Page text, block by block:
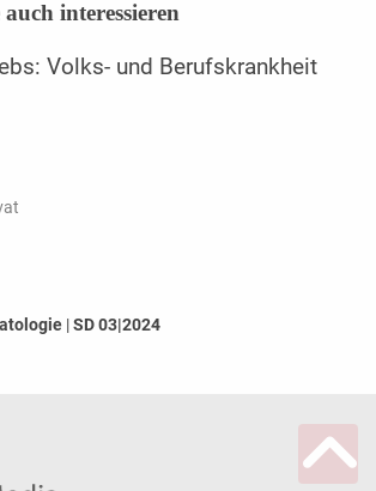
interessieren
Volks- und Berufskrankheit
|SD 03|2024